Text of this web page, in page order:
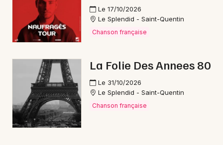
02 - Aisne
Mon email
Le 17/10/2026
Le Splendid - Saint-Quentin
Chanson française
La Folie Des Annees 80
Le 31/10/2026
Le Splendid - Saint-Quentin
Chanson française